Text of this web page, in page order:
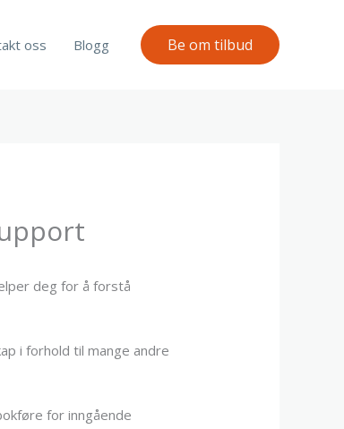
oss Blogg Be om tilbud
deg for å forstå
i forhold til mange andre
for inngående